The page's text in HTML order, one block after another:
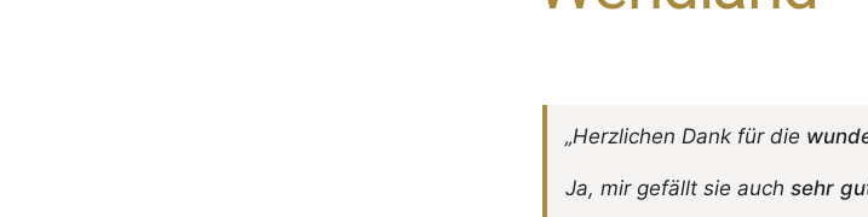
„Herz­li­chen Dank für die
Ja, mir gefällt sie auch sehr